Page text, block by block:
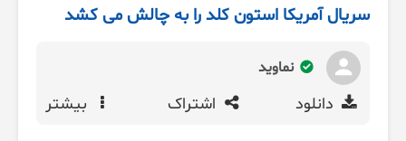
سریال آمریکا استون کلد را به چالش می کشد
نماوید
دانلود اشتراک بیشتر